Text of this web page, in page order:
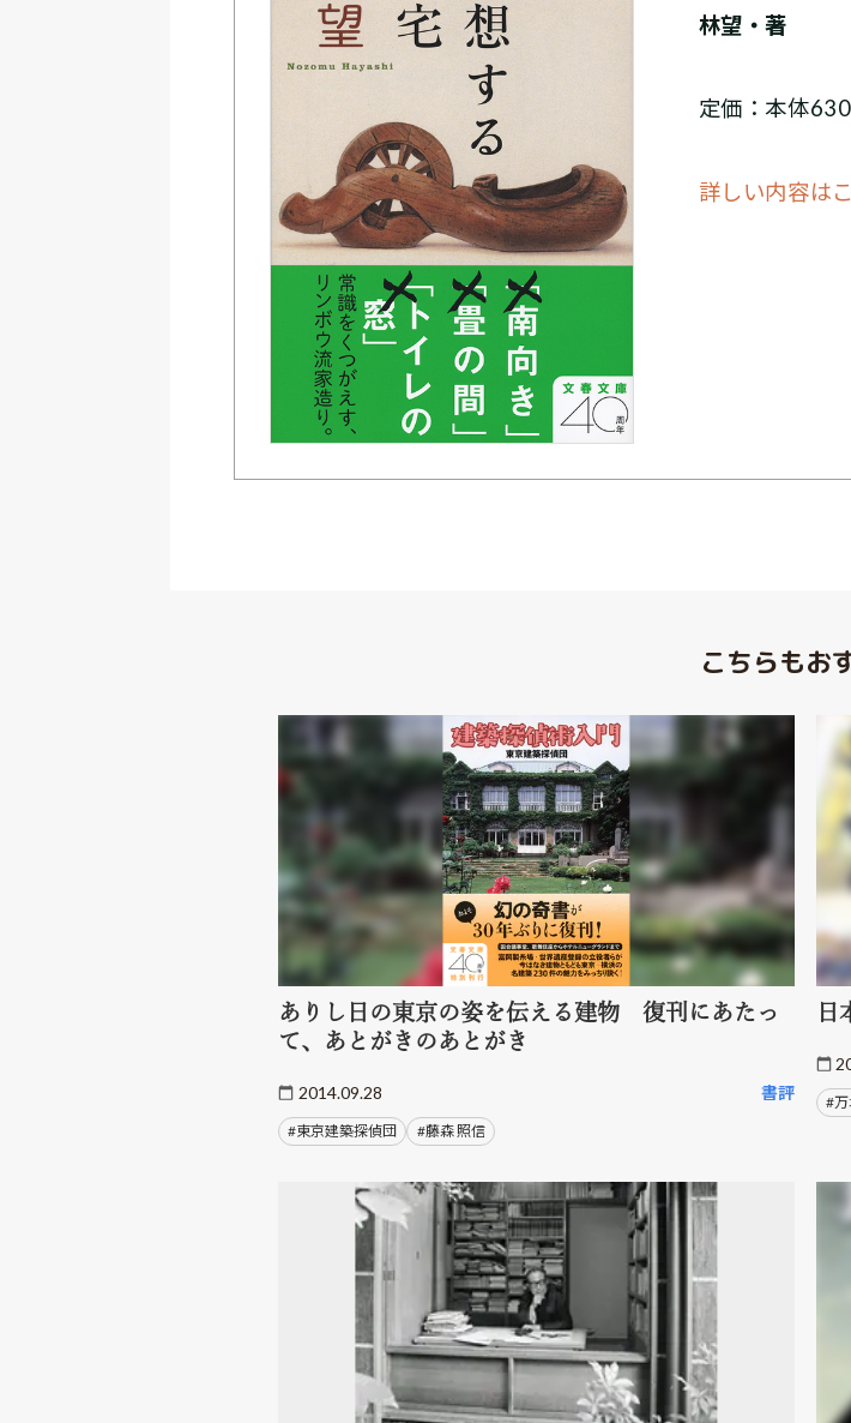
林望・著
定価：本体
詳しい内容は
こちらもお
ありし日の東京の姿を伝える建物 復刊にあたっ
て、あとがきのあとがき
2014.09.28 書評
#東京建築探偵団 #藤森 照信
日
#万